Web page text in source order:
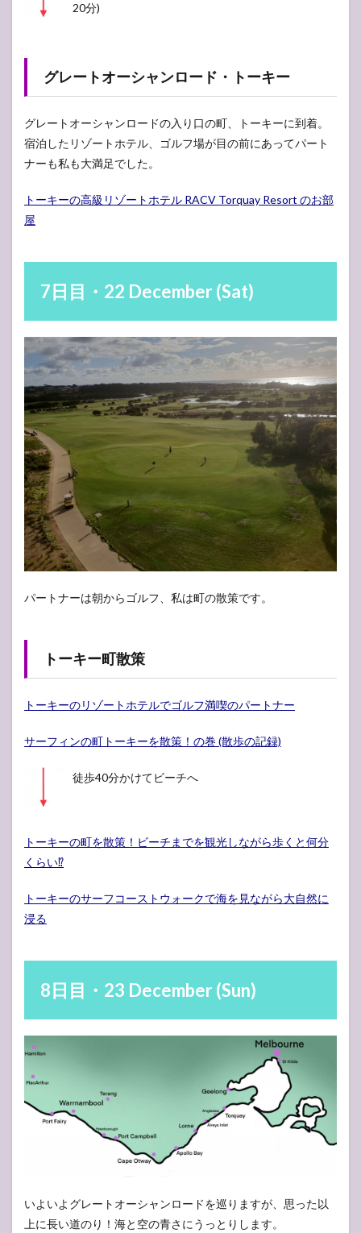
20分)
グレートオーシャンロード・トーキー
グレートオーシャンロードの入り口の町、トーキーに到着。
宿泊したリゾートホテル、ゴルフ場が目の前にあってパート
ナーも私も大満足でした。
トーキーの高級リゾートホテル RACV Torquay Resort のお部
屋
7日目・22 December (Sat)
パートナーは朝からゴルフ、私は町の散策です。
トーキー町散策
トーキーのリゾートホテルでゴルフ満喫のパートナー
サーフィンの町トーキーを散策！の巻 (散歩の記録)
徒歩40分かけてビーチへ
トーキーの町を散策！ビーチまでを観光しながら歩くと何分
くらい⁉︎
トーキーのサーフコーストウォークで海を見ながら大自然に
浸る
8日目・23 December (Sun)
いよいよグレートオーシャンロードを巡りますが、思った以
上に長い道のり！海と空の青さにうっとりします。